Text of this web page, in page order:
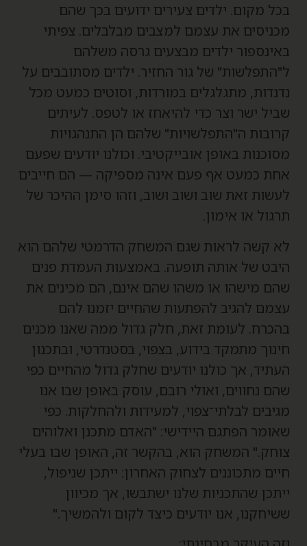
מקום. ילדים צעירים ידועים בכך שהם
את עצמם למצבים מבלבלים. צפיתי
ילדים מבצעים גרסה משלהם
של גור החזיר. ילדים מסתובבים על
מתגלגלים במורדות, וסוטים כמעט מכל
ישר וצר כדי להיאחז או לטפס. לעיתים
ה"התפלשויות" שלהם הן התנהגויות
באופן אובייקטיבי. וכולנו יודעים שפעם
כמעט אף פעם אינה מספיקה — הם חייבים
זאת שוב ושוב ושוב, וזהו סימן ההיכר של
או אימון.
קשה לראות שגם המשחק הדרמטי שלהם הוא
של אותה תופעה. באמצעות העמדת פנים
מישהו או משהו שהם אינם, הם מכינים את
להגיב להפתעות שהחיים יזמנו להם
לעומת זאת, חלק גדול ממה שאנו מכנים
מתמקד בידוע, בצפוי, בסטנדרטי, ובתכנון
אך כולנו יודעים שחלק גדול מהחיים כפי
נחווים, ואולי רובם, עוסק באופן שבו אנו
לבלתי־צפוי, למעידות ולהחלקות. כפי
הפתגם היידישי: "האדם מתכנן ואלוהים
המשחק הוא, בהקשר זה, האופן שבו בעלי
מתכוננים לצחוק האחרון: ייתכן שניפול,
שהתכניות שלנו ישתבשו, אך מכיוון
אנו יודעים כיצד לקום ולהמשיך."